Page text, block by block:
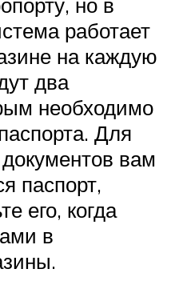
работает
на каждую
два
необходимо
Для
вам
паспорт,
его, когда
в